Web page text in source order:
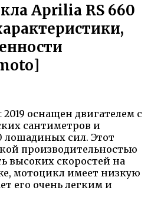
Aprilia RS 660
оснащен двигателем с
сантиметров и
лошадиных сил. Этот
производительностью
высоких скоростей на
мотоцикл имеет низкую
его очень легким и